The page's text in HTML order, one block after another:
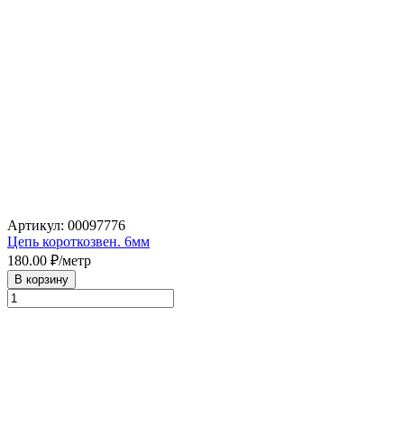
Артикул: 00097776
Цепь короткозвен. 6мм
180.00 ₽/метр
В корзину